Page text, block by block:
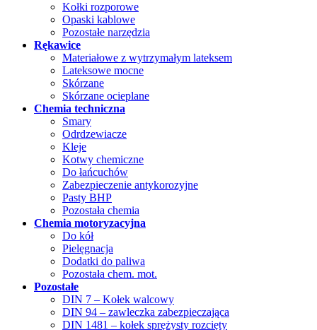
Kołki rozporowe
Opaski kablowe
Pozostałe narzędzia
Rękawice
Materiałowe z wytrzymałym lateksem
Lateksowe mocne
Skórzane
Skórzane ocieplane
Chemia techniczna
Smary
Odrdzewiacze
Kleje
Kotwy chemiczne
Do łańcuchów
Zabezpieczenie antykorozyjne
Pasty BHP
Pozostała chemia
Chemia motoryzacyjna
Do kół
Pielęgnacja
Dodatki do paliwa
Pozostała chem. mot.
Pozostałe
DIN 7 – Kołek walcowy
DIN 94 – zawleczka zabezpieczająca
DIN 1481 – kołek sprężysty rozcięty